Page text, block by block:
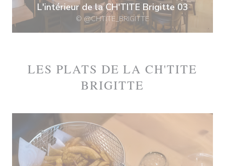
L'intérieur de la CH'TITE Brigitte 03
© @CHTITE_BRIGITTE
LES PLATS DE LA CH'TITE
BRIGITTE